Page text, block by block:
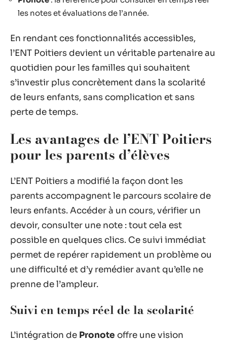
les notes et évaluations de l’année.
En rendant ces fonctionnalités accessibles,
l’ENT Poitiers devient un véritable partenaire au
quotidien pour les familles qui souhaitent
s’investir plus concrètement dans la scolarité
de leurs enfants, sans complication et sans
perte de temps.
Les avantages de l’ENT Poitiers
pour les parents d’élèves
L’ENT Poitiers a modifié la façon dont les
parents accompagnent le parcours scolaire de
leurs enfants. Accéder à un cours, vérifier un
devoir, consulter une note : tout cela est
possible en quelques clics. Ce suivi immédiat
permet de repérer rapidement un problème ou
une difficulté et d’y remédier avant qu’elle ne
prenne de l’ampleur.
Suivi en temps réel de la scolarité
L’intégration de Pronote offre une vision